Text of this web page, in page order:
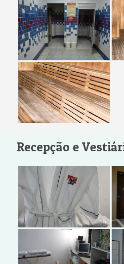
Recepção e